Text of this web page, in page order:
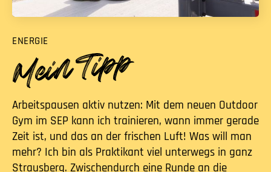
ENERGIE
Arbeitspausen aktiv nutzen: Mit dem neuen Outdoor
Gym im SEP kann ich trainieren, wann immer gerade
Zeit ist, und das an der frischen Luft! Was will man
mehr? Ich bin als Praktikant viel unterwegs in ganz
Strausberg. Zwischendurch eine Runde an die